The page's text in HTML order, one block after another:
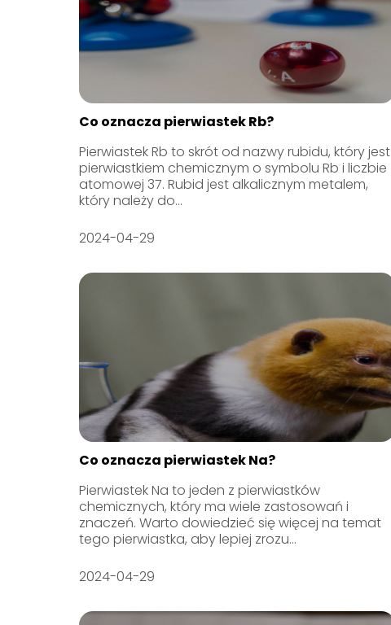
Co oznacza pierwiastek Rb?
Pierwiastek Rb to skrót od nazwy rubidu, który jest
pierwiastkiem chemicznym o symbolu Rb i liczbie
atomowej 37. Rubid jest alkalicznym metalem,
który należy do...
2024-04-29
Co oznacza pierwiastek Na?
Pierwiastek Na to jeden z pierwiastków
chemicznych, który ma wiele zastosowań i
znaczeń. Warto dowiedzieć się więcej na temat
tego pierwiastka, aby lepiej zrozu...
2024-04-29